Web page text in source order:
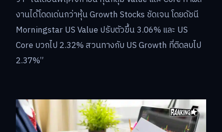
งานได้โดดเด่นกว่าหุ้น Growth Stocks ชัดเจน โดยดัชนี
Morningstar US Value ปรับตัวขึ้น 3.06% และ US
Core บวกไป 2.32% สวนทางกับ US Growth ที่ติดลบไป
2.37%”